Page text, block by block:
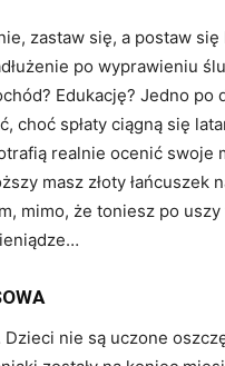
zastaw się, a postaw
po wyprawieniu
Edukację? Jedno
choć spłaty ciągną się
realnie ocenić swoje
masz złoty
mimo, że toniesz po
nie są uczone